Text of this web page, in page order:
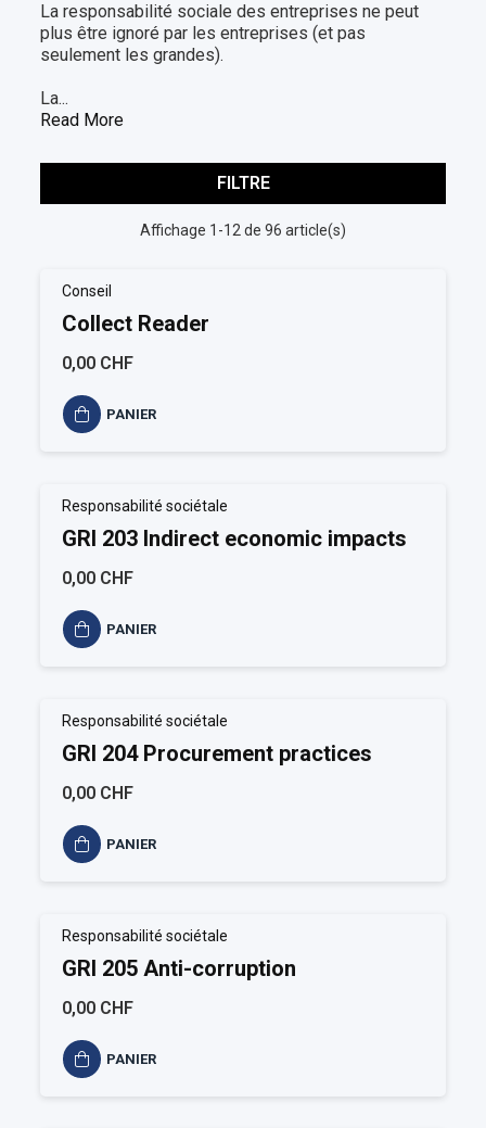
La responsabilité sociale des entreprises ne peut
plus être ignoré par les entreprises (et pas
seulement les grandes).
La...
Read More
FILTRE
Affichage 1-12 de 96 article(s)
Conseil
Collect Reader
0,00 CHF
PANIER
Responsabilité sociétale
GRI 203 Indirect economic impacts
0,00 CHF
PANIER
Responsabilité sociétale
GRI 204 Procurement practices
0,00 CHF
PANIER
Responsabilité sociétale
GRI 205 Anti-corruption
0,00 CHF
PANIER